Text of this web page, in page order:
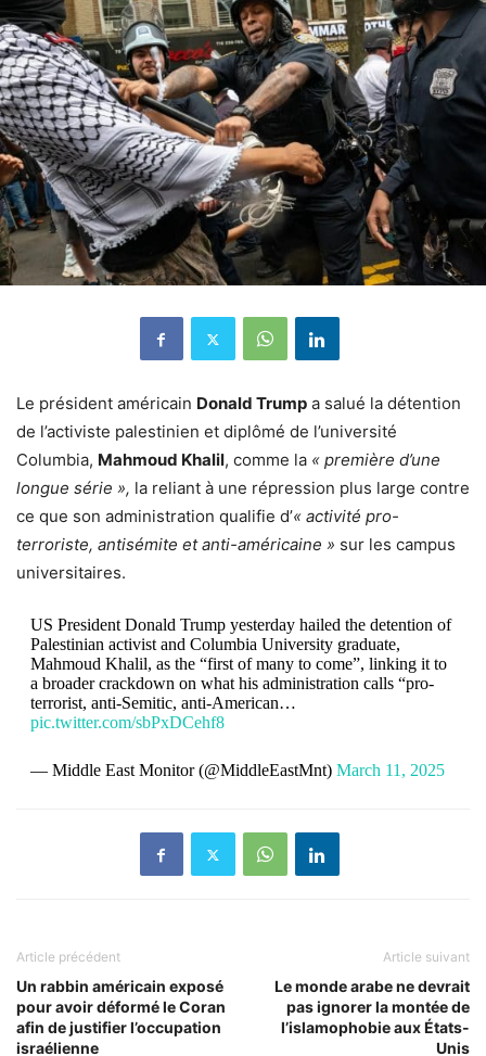
Le président américain Donald Trump a salué la détention
de l’activiste palestinien et diplômé de l’université
Columbia, Mahmoud Khalil, comme la « première d’une
longue série », la reliant à une répression plus large contre
ce que son administration qualifie d’« activité pro-
terroriste, antisémite et anti-américaine » sur les campus
universitaires.
US President Donald Trump yesterday hailed the detention of
Palestinian activist and Columbia University graduate,
Mahmoud Khalil, as the “first of many to come”, linking it to
a broader crackdown on what his administration calls “pro-
terrorist, anti-Semitic, anti-American…
pic.twitter.com/sbPxDCehf8
— Middle East Monitor (@MiddleEastMnt) March 11, 2025
Article précédent
Un rabbin américain exposé
pour avoir déformé le Coran
afin de justifier l’occupation
israélienne
Article suivant
Le monde arabe ne devrait
pas ignorer la montée de
l’islamophobie aux États-
Unis